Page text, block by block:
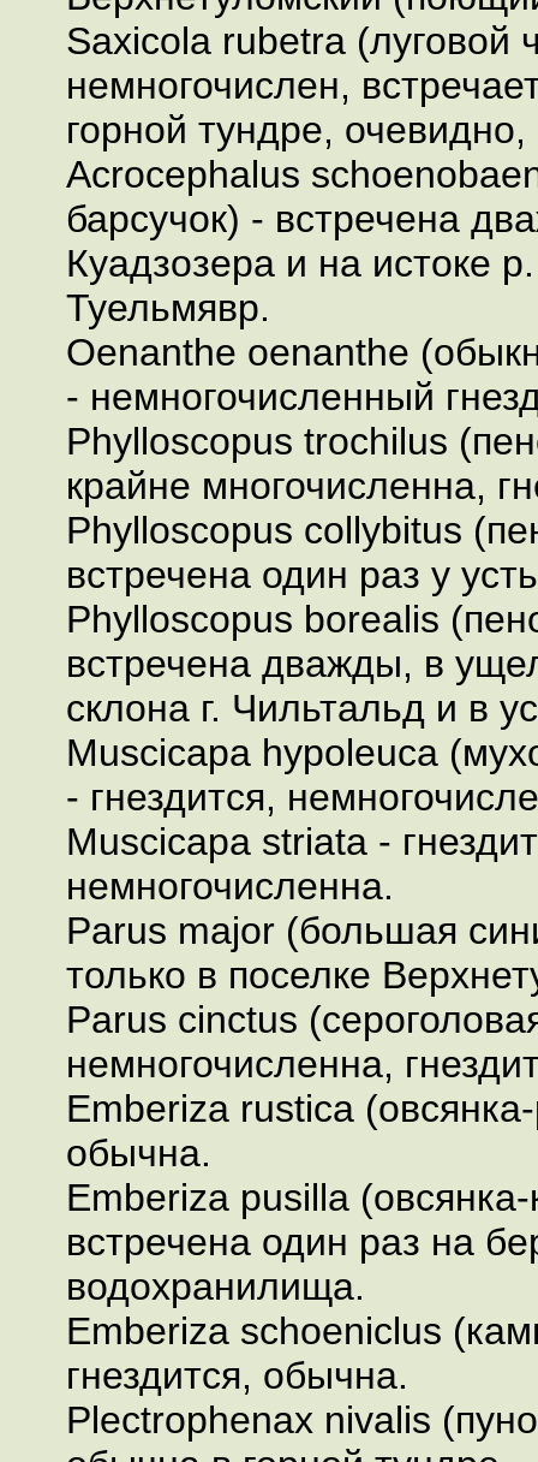
Saxicola rubetra (луговой
немногочислен,
горной тундре, очевидно,
Acrocephalus
барсучок) - встречена
Куадзозера и на истоке
Туельмявр.
Oenanthe oenanthe
- немногочисленный
Phylloscopus trochilus
крайне многочисленна,
Phylloscopus collybitus
встречена один раз у
Phylloscopus borealis
встречена дважды, в
склона г. Чильтальд и в
Muscicapa hypoleuca
- гнездится,
Muscicapa striata -
немногочисленна.
Parus major (большая
только в поселке
Parus cinctus
немногочисленна,
Emberiza rustica
обычна.
Emberiza pusilla
встречена один раз на
водохранилища.
Emberiza schoeniclus
гнездится, обычна.
Plectrophenax nivalis